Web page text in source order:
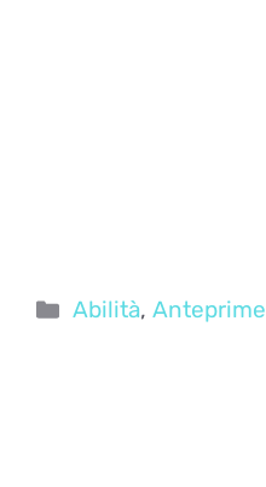
Categorie
Abilità,Anteprime